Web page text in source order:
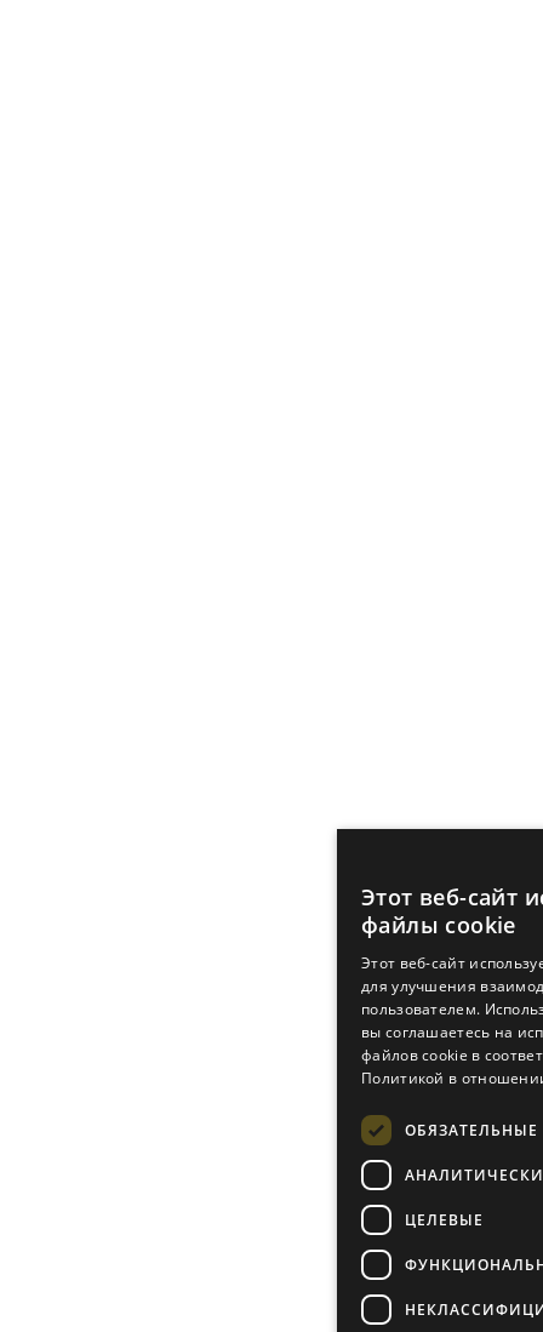
Этот веб-сайт
файлы cookie
Этот веб-сайт
для улучшения
пользователем.
вы соглашаетесь на
файлов cookie в
Политикой в
ОБЯЗАТЕЛЬНЫЕ
ЦЕЛЕВЫЕ